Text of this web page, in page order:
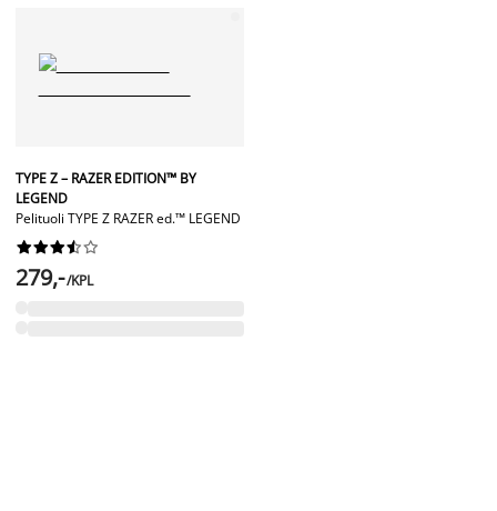
TYPE Z – RAZER EDITION™ BY
LEGEND
Pelituoli TYPE Z RAZER ed.™ LEGEND






279,-/KPL